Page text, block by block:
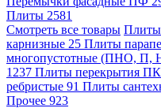
Плиты 2581
Смотреть все товары Плиты
карнизные 25 Плиты
многопустотные (ПНО, П,
1237 Плиты перекрытия ПК
ребристые 91 Плиты
Прочее 923